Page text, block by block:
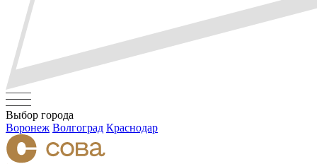
Выбор города
Воронеж Волгоград Краснодар